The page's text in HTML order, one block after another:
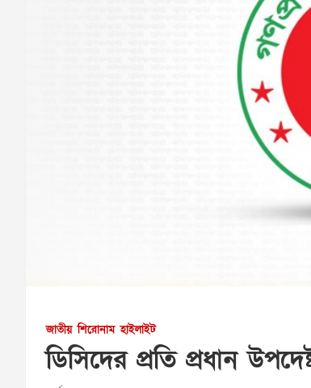
জাতীয় শিরোনাম হাইলাইট
ডিসিদের প্রতি প্রধান